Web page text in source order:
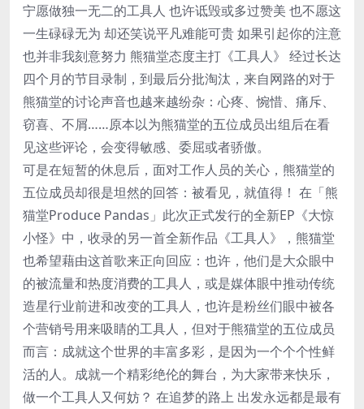
宁愿做独一无二的工具人 也许诋毁或多过赞美 也不愿这
一生碌碌无为 却还笑说平凡难能可贵 如果引起你的注意
也并非我刻意努力 熊猫堂态度主打《工具人》 经过长达
四个月的节目录制，到最后分批淘汰，来自网路的对于
熊猫堂的讨论声音也越来越纷杂：心疼、惋惜、痛斥、
窃喜、不屑……原本以为熊猫堂的五位成员出组后在看
见这些评论，会变得敏感、委屈或者骄傲。
可是在短暂的休息后，面对工作人员的关心，熊猫堂的
五位成员却很是坦然的回答：被看见，就值得！ 在「熊
猫堂Produce Pandas」此次正式发行的全新EP《大惊
小怪》中，收录的另一首全新作品《工具人》，熊猫堂
也希望藉由这首歌来正向回应：也许，他们是大众眼中
的被流量和热度消费的工具人，或是媒体眼中推动传统
造星行业前进和改变的工具人，也许是粉丝们眼中被各
个营销号用来吸睛的工具人，但对于熊猫堂的五位成员
而言：成就这个世界的丰富多彩，是因为一个个个性鲜
活的人。成就一个精彩绝伦的舞台，为大家带来快乐，
做一个工具人又何妨？ 在追梦的路上 出发永远都是最有